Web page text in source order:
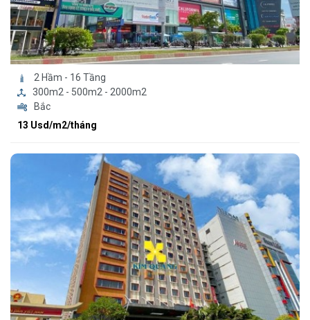
2 Hầm - 16 Tầng
300m2 - 500m2 - 2000m2
Bắc
13 Usd/m2/tháng